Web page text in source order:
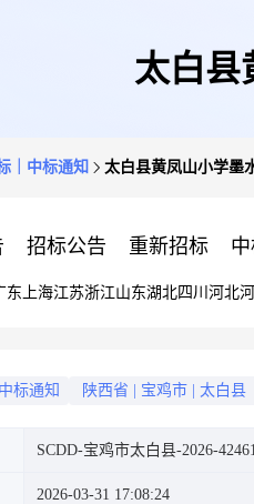
太白县
｜中标通知 太白县黄凤山小学墨
招标公告 重新招标
东 上海江苏浙江山东湖北四川 河北
标通知 陕西省 宝鸡市 太白县
SCDD-宝鸡市太白县-2026-
2026-03-31 17:08:24